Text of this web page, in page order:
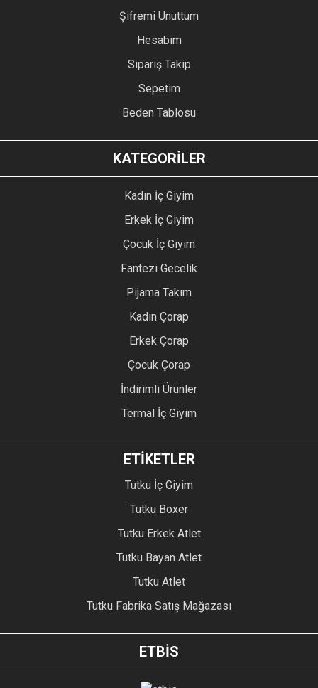
Şifremi Unuttum
Hesabım
Sipariş Takip
Sepetim
Beden Tablosu
KATEGORİLER
Kadın İç Giyim
Erkek İç Giyim
Çocuk İç Giyim
Fantezi Gecelik
Pijama Takım
Kadın Çorap
Erkek Çorap
Çocuk Çorap
İndirimli Ürünler
Termal İç Giyim
ETİKETLER
Tutku İç Giyim
Tutku Boxer
Tutku Erkek Atlet
Tutku Bayan Atlet
Tutku Atlet
Tutku Fabrika Satış Mağazası
ETBİS